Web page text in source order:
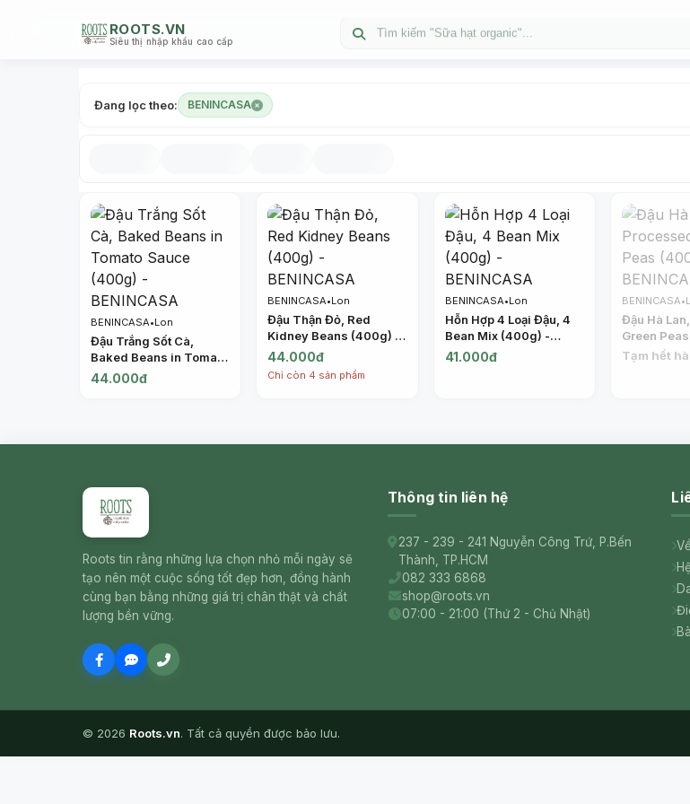
ROOTS.VN
Siêu thị nhập khẩu cao cấp
Tìm kiếm "Táo Juliet"...
Đang lọc theo: BENINCASA
BENINCASA•Lon
Đậu Trắng Sốt Cà,
Baked Beans in Tomato
Sauce (400g) -
44.000đ
BENINCASA•Lon
Đậu Thận Đỏ, Red
Kidney Beans (400g) -
BENINCASA
44.000đ
Chỉ còn 4 sản phẩm
BENINCASA•Lon
Hỗn Hợp 4 Loại Đậu, 4
Bean Mix (400g) -
BENINCASA
41.000đ
BENINCASA•
Đậu Hà
Green
Tạm hết
Roots tin rằng những lựa chọn nhỏ mỗi ngày sẽ
tạo nên một cuộc sống tốt đẹp hơn, đồng hành
cùng bạn bằng những giá trị chân thật và chất
lượng bền vững.
Thông tin liên hệ
237 - 239 - 241 Nguyễn Công Trứ, P.Bến
Thành, TP.HCM
082 333 6868
shop@roots.vn
07:00 - 21:00 (Thứ 2 - Chủ Nhật)
© 2026 Roots.vn. Tất cả quyền được bảo lưu.